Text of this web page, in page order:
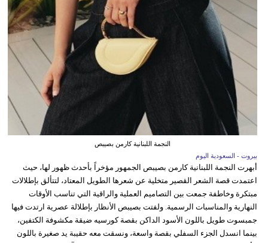
النجمة اللبنانية كارمن بصيبص
بيروت - السعودية اليوم
أبهرت النجمة اللبنانية كارمن بصيبص الجمهور مؤخراً بأحدث ظهور لها، حيث
اعتمدت قصة الشعر القصير متخلية عن شعرها الطويل المعتاد، لتتألق بإطلالات
مبتكرة وخاطفة جمعت بين التصاميم العملية والراقية التي تناسب الأوقات
النهارية والمناسبات الرسمية. ولفتت بصيبص الأنظار بإطلالة عصرية ارتدت فيها
جمبسوت طويل باللون الأسود الداكن بقصة كورسيه ضيقة مكشوفة الكتفين،
بينما انسدل الجزء السفلي بقصة واسعة، ونسقت معه حقيبة يد صغيرة باللون